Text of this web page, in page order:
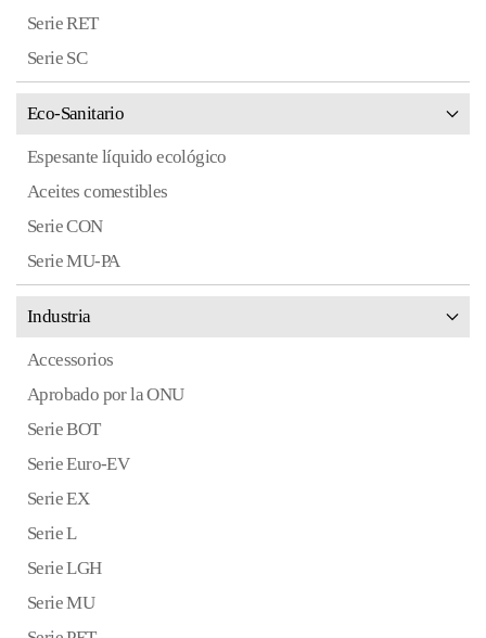
Serie RET
Serie SC
Eco-Sanitario
Espesante líquido ecológico
Aceites comestibles
Serie CON
Serie MU-PA
Industria
Accessorios
Aprobado por la ONU
Serie BOT
Serie Euro-EV
Serie EX
Serie L
Serie LGH
Serie MU